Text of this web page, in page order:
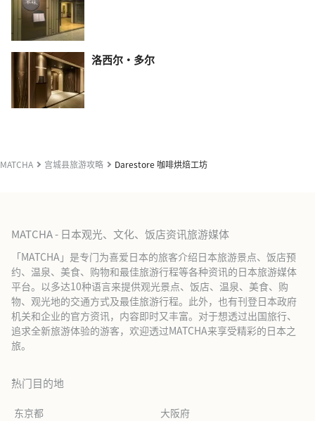
洛西尔·多尔
MATCHA 宫城县旅游攻略 Darestore 咖啡烘焙工坊
MATCHA - 日本观光、文化、饭店资讯旅游媒体
「MATCHA」是专门为喜爱日本的旅客介绍日本旅游景点、饭店预
约、温泉、美食、购物和最佳旅游行程等各种资讯的日本旅游媒体
平台。以多达10种语言来提供观光景点、饭店、温泉、美食、购
物、观光地的交通方式及最佳旅游行程。此外，也有刊登日本政府
机关和企业的官方资讯，内容即时又丰富。对于想透过出国旅行、
追求全新旅游体验的游客，欢迎透过MATCHA来享受精彩的日本之
旅。
热门目的地
东京都 大阪府